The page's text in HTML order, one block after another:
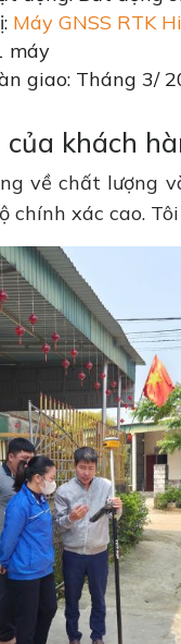
Máy GNSS RTK
máy
giao: Tháng 3/
của khách
về chất lượng
chính xác cao.